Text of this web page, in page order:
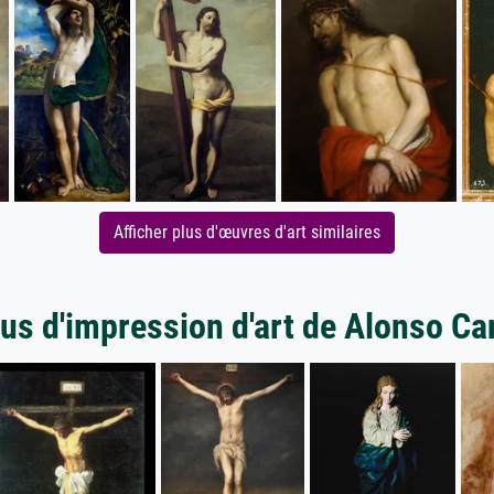
Afficher plus d'œuvres d'art similaires
d'impression d'art de Alonso